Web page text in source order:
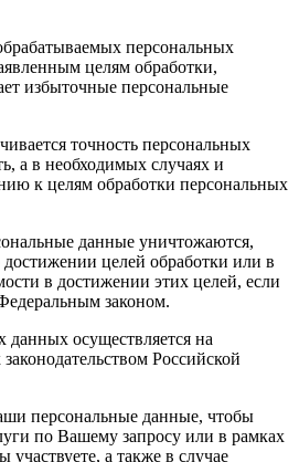
персональных
целям обработки,
избыточные персональные
точность персональных
а в необходимых случаях и
к целям обработки персональных
данные уничтожаются,
целей обработки или в
в достижении этих целей, если
законом.
данных осуществляется на
Российской
персональные данные, чтобы
по Вашему запросу или в рамках
а также в случае